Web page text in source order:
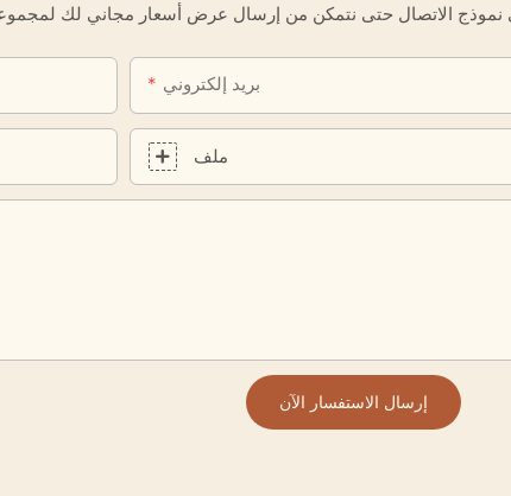
بريد إلكتروني
ملف
إرسال الاستفسار الآن